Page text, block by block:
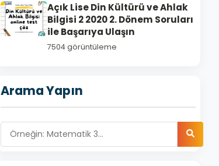
Açık Lise Din Kültürü ve Ahlak
Bilgisi 2 2020 2. Dönem Soruları
ile Başarıya Ulaşın
7504 görüntüleme
Arama Yapın